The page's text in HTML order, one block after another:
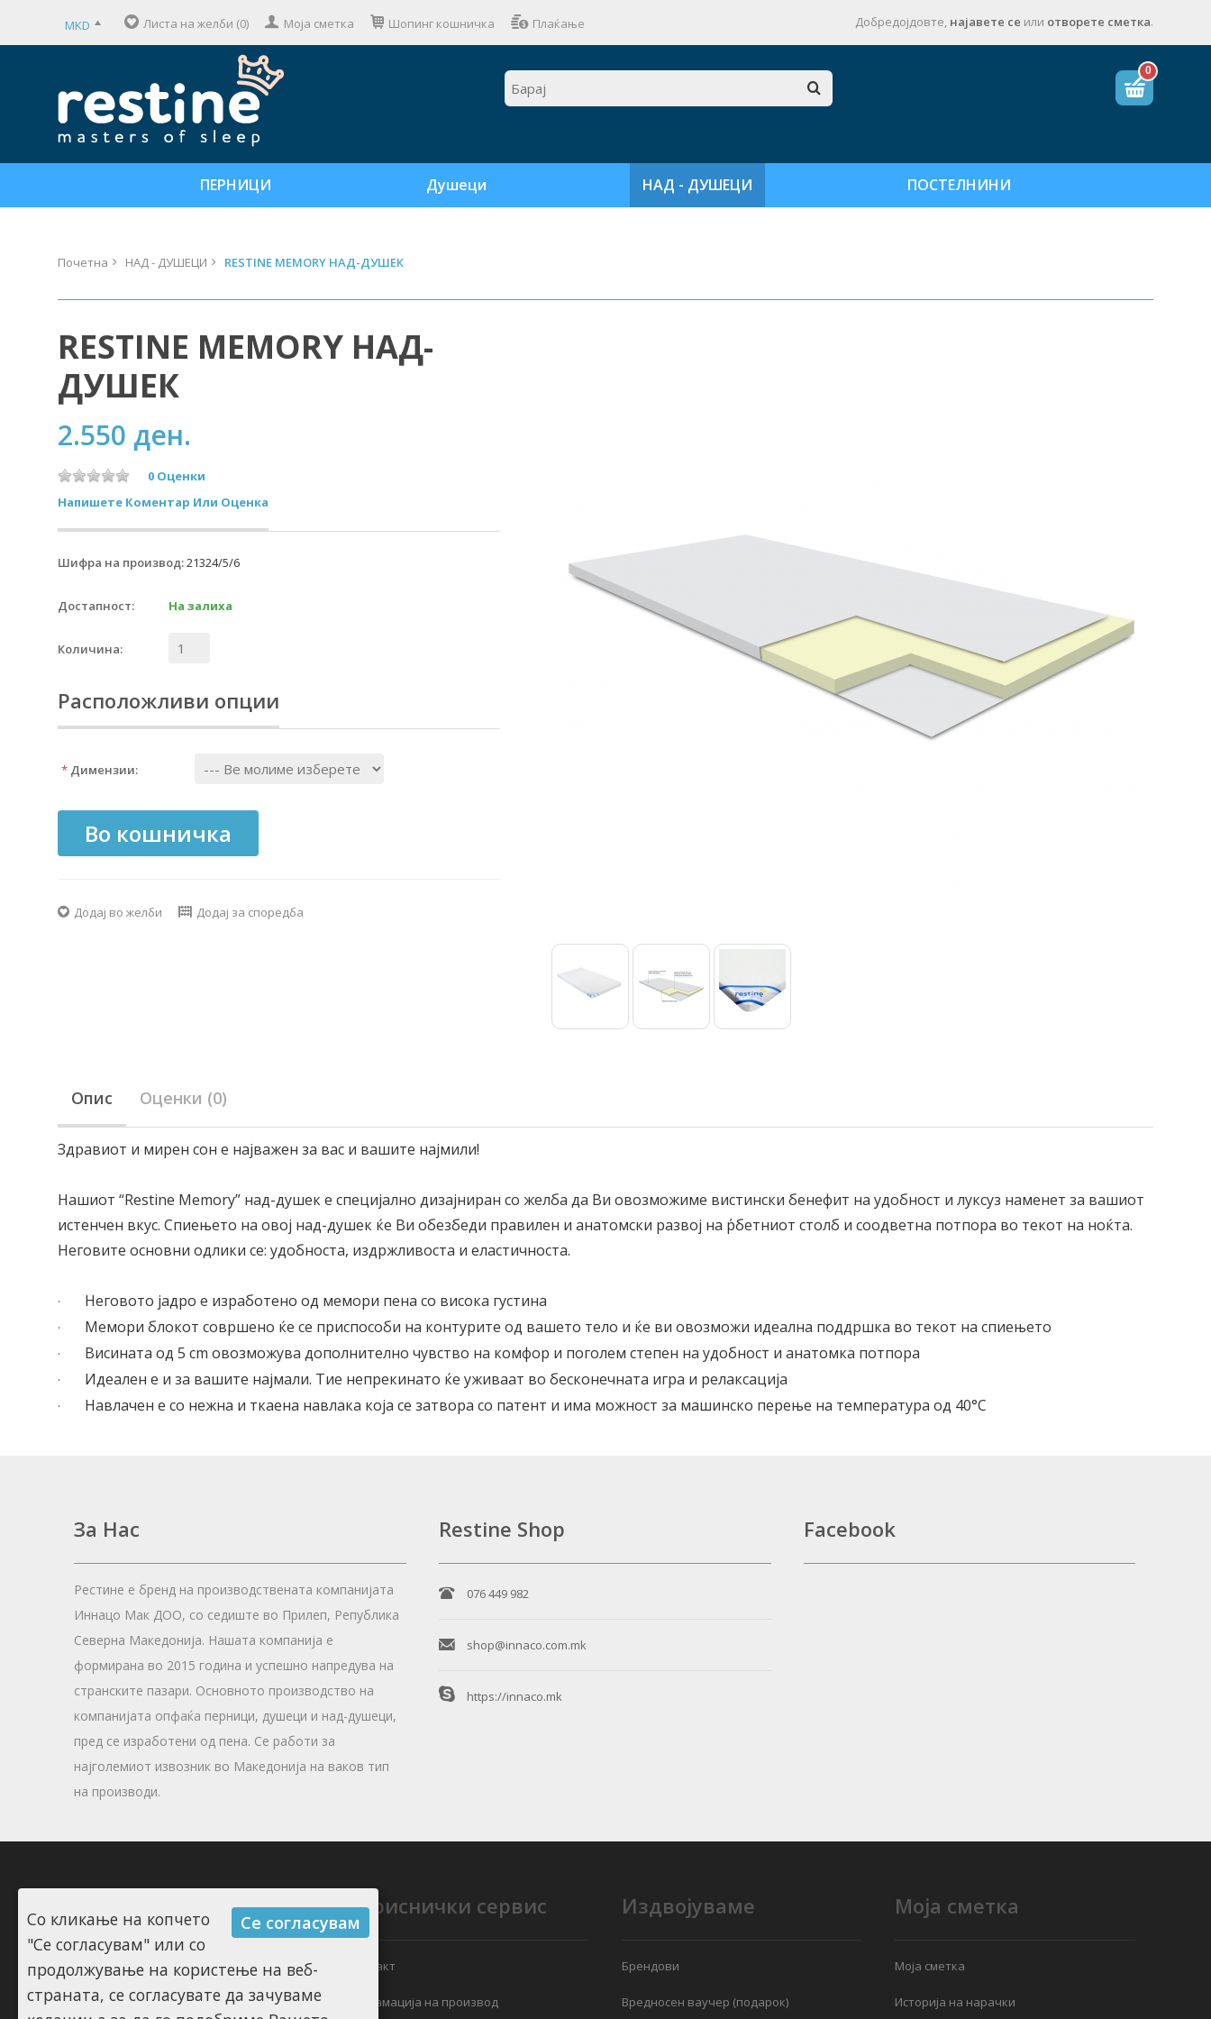
MKD Добредојдовте, најавете се или отворете сметка.
Листа на желби (0) Моја сметка Шопинг кошничка Плаќање
0
ПЕРНИЦИ Душеци НАД - ДУШЕЦИ ПОСТЕЛНИНИ
Почетна НАД - ДУШЕЦИ RESTINE MEMORY НАД-ДУШЕК
RESTINE MEMORY НАД-
ДУШЕК
2.550 ден.
0 Оценки
Напишете Коментар Или Оценка
Шифра на производ:21324/5/6
Достапност: На залиха
Количина:
Расположливи опции
* Димензии:
Во кошничка
Додај во желби Додај за споредба
Опис Оценки (0)
Здравиот и мирен сон е најважен за вас и вашите најмили!
Нашиот “Restine Memory” над-душек е специјално дизајниран со желба да Ви овозможиме вистински бенефит на удобност и луксуз наменет за вашиот
истенчен вкус. Спиењето на овој над-душек ќе Ви обезбеди правилен и анатомски развој на ΄рбетниот столб и соодветна потпора во текот на ноќта.
Неговите основни одлики се: удобноста, издржливоста и еластичноста.
· Неговото јадро е изработено од мемори пена со висока густина
· Мемори блокот совршено ќе се приспособи на контурите од вашето тело и ќе ви овозможи идеална поддршка во текот на спиењето
· Висината од 5 cm овозможува дополнително чувство на комфор и поголем степен на удобност и анатомка потпора
· Идеален е и за вашите најмали. Тие непрекинато ќе уживаат во бесконечната игра и релаксација
· Навлачен е со нежна и ткаена навлака која се затвора со патент и има можност за машинско перење на температура од 40°C
За Нас
Рестине е бренд на производствената компанијата
Иннацо Мак ДОО, со седиште во Прилеп, Република
Северна Македонија. Нашата компанија е
формирана во 2015 година и успешно напредува на
странските пазари. Основното производство на
компанијата опфаќа перници, душеци и над-душеци,
пред се изработени од пена. Се работи за
најголемиот извозник во Македонија на ваков тип
на производи.
Restine Shop
076 449 982
shop@innaco.com.mk
https://innaco.mk
Facebook
За Restine
Информации за испорака
Кориснички сервис
Контакт
Рекламација на производ
Издвојуваме
Брендови
Вредносен ваучер (подарок)
Моја сметка
Моја сметка
Историја на нарачки
Се согласувам
Со кликање на копчето
"Се согласувам" или со
продолжување на користење на веб-
страната, се согласувате да зачуваме